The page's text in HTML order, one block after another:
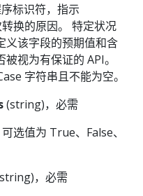
标识符，指示
换的原因。 特定状况
义该字段的预期值和含
视为有保证的 API。
字符串且不能为空。
(string)，必需
选值为 True、False、
，必需